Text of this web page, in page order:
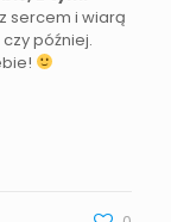
sercem i wiarą
później.